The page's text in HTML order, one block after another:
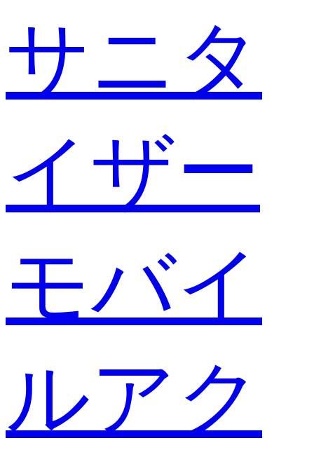
サニタ
イザー
モバイ
ルアク